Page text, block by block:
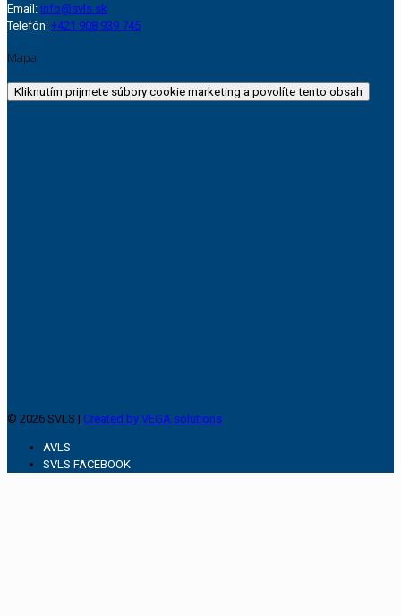
Email: info@svls.sk
Telefón: +421 908 939 745
Mapa
Kliknutím prijmete súbory cookie marketing a povolíte tento obsah
© 2026 SVLS | Created by VEGA solutions
AVLS
SVLS FACEBOOK